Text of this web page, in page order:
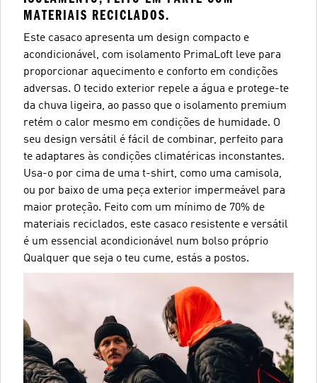
MATERIAIS RECICLADOS.
Este casaco apresenta um design compacto e
acondicionável, com isolamento PrimaLoft leve para
proporcionar aquecimento e conforto em condições
adversas. O tecido exterior repele a água e protege-te
da chuva ligeira, ao passo que o isolamento premium
retém o calor mesmo em condições de humidade. O
seu design versátil é fácil de combinar, perfeito para
te adaptares às condições climatéricas inconstantes.
Usa-o por cima de uma t-shirt, como uma camisola,
ou por baixo de uma peça exterior impermeável para
maior proteção. Feito com um mínimo de 70% de
materiais reciclados, este casaco resistente e versátil
é um essencial acondicionável num bolso próprio
Qualquer que seja o teu cume, estás a postos.